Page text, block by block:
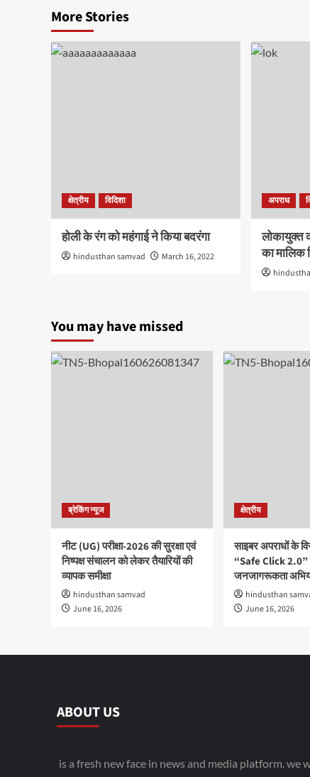
More Stories
क्षेत्रीय विदिशा
होली के रंग को महंगाई ने किया बदरंगा
hindusthan samvad March 16, 2022
अपराध
लोकायुक्त
का मालिक
You may have missed
ब्रेकिंग न्यूज
नीट (UG) परीक्षा-2026 की सुरक्षा एवं
निष्पक्ष संचालन को लेकर तैयारियों की
व्यापक समीक्षा
hindusthan samvad
June 16, 2026
क्षेत्रीय
साइबर अपराधों के
“Safe Click 2.0”
जनजागरूकता
hindusthan
June 16, 2026
ABOUT US
is a fresh new face in news and media platform. we